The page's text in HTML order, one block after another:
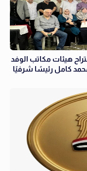
هيئات مكاتب الوفد
محمد كامل رئيسًا شرفيًا